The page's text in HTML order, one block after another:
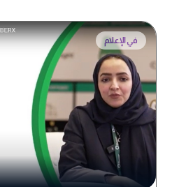
في الإعلام